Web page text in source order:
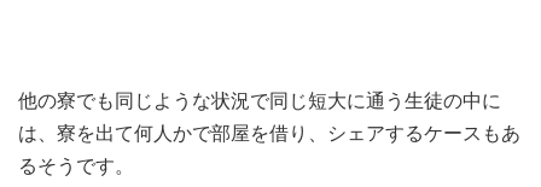
他の寮でも同じような状況で同じ短大に通う生徒の中に
は、寮を出て何人かで部屋を借り、シェアするケースもあ
るそうです。